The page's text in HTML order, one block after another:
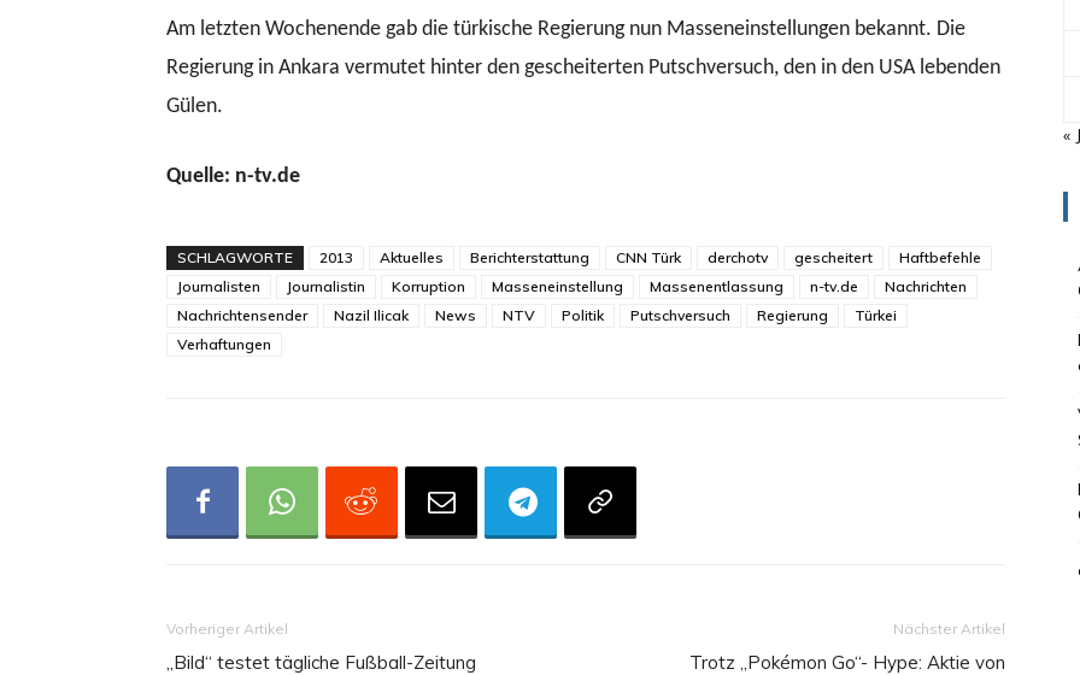
Am letzten Wochenende gab die türkische Regierung nun Masseneinstellungen bekannt. Die
Regierung in Ankara vermutet hinter den gescheiterten Putschversuch, den in den USA lebenden
Gülen.
Quelle: n-tv.de
SCHLAGWORTE 2013 Aktuelles Berichterstattung CNN Türk derchotv gescheitert
Haftbefehle
Journalisten
Journalistin Korruption Masseneinstellung Massenentlassung n-tv.de
Nachrichten
Nachrichtensender
Nazil Ilicak News NTV Politik Putschversuch Regierung
Türkei
Verhaftungen
Vorheriger Artikel
„Bild“ testet tägliche Fußball-Zeitung
Nächster Artikel
Trotz „Pokémon Go“- Hype: Aktie von
«